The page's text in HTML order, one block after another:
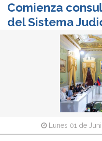
Comienza
del Sistema
Lunes 01 de